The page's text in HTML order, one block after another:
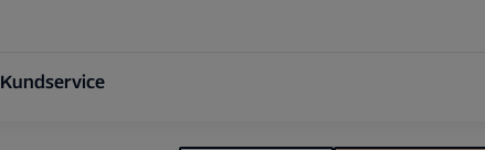
Kundservice